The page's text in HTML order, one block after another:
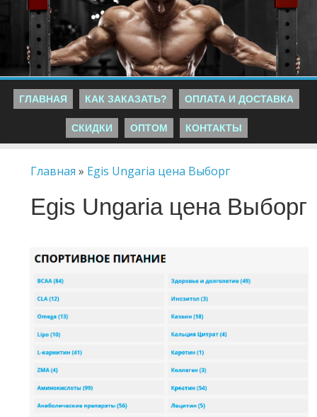
ГЛАВНАЯ КАК ЗАКАЗАТЬ? ОПЛАТА И ДОСТАВКА
СКИДКИ ОПТОМ КОНТАКТЫ
Главная » Egis Ungaria цена Выборг
Egis Ungaria цена Выборг